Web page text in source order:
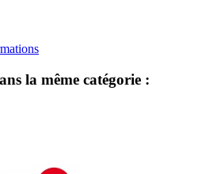
la même catégorie :